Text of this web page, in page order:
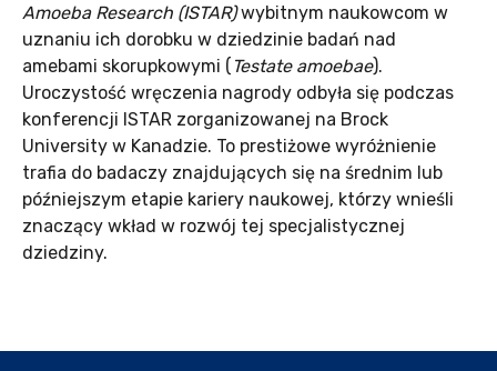
Amoeba Research (ISTAR)wybitnym naukowcom w
uznaniu ich dorobku w dziedzinie badań nad
amebami skorupkowymi ( Testate amoebae).
Uroczystość wręczenia nagrody odbyła się podczas
konferencji ISTAR zorganizowanej na Brock
University w Kanadzie. To prestiżowe wyróżnienie
trafia do badaczy znajdujących się na średnim lub
późniejszym etapie kariery naukowej, którzy wnieśli
znaczący wkład w rozwój tej specjalistycznej
dziedziny.